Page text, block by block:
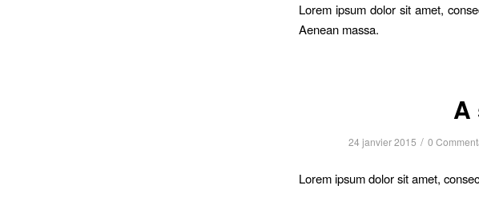
Lorem ipsum dolor sit amet,
Aenean massa.
A
24 janvier 2015 / 0
Lorem ipsum dolor sit amet,